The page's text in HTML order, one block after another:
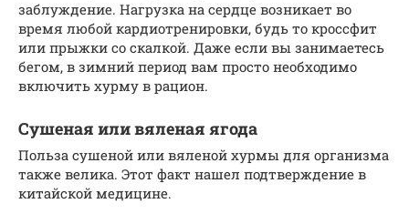
заблуждение. Нагрузка на сердце возникает во
время любой кардиотренировки, будь то кроссфит
или прыжки со скалкой. Даже если вы занимаетесь
бегом, в зимний период вам просто необходимо
включить хурму в рацион.
Сушеная или вяленая ягода
Польза сушеной или вяленой хурмы для организма
также велика. Этот факт нашел подтверждение в
китайской медицине.